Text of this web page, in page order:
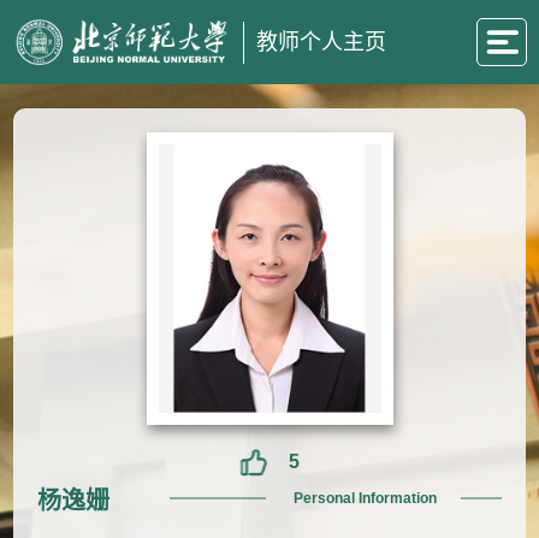
教师个人主页
5
杨逸姗 Personal Information